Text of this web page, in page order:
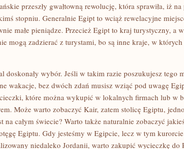
przeszły gwałtowną rewolucję, która sprawiła, iż na
stopniu. Generalnie Egipt to wciąż rewelacyjne
małe pieniądze. Przecież Egipt to kraj turystyczny, a
mogą zadzierać z turystami, bo są inne kraje, w
doskonały wybór. Jeśli w takim razie poszukujesz tego
wakacje, bez dwóch zdań musisz wziąć pod uwagę
które można wykupić w lokalnych firmach lub w
Może warto zobaczyć Kair, zatem stolicę Egiptu,
całym świecie? Warto także naturalnie zobaczyć
Egiptu. Gdy jesteśmy w Egipcie, lecz w tym kurorcie
niedaleko Jordanii, warto zakupić wycieczkę do